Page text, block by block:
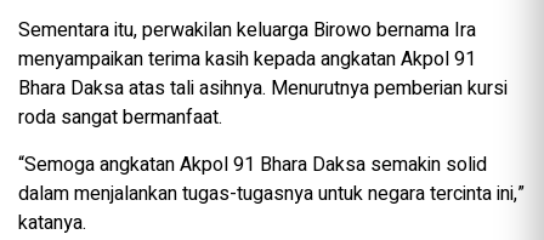
Sementara itu, perwakilan keluarga Birowo bernama Ira
menyampaikan terima kasih kepada angkatan Akpol 91
Bhara Daksa atas tali asihnya. Menurutnya pemberian kursi
roda sangat bermanfaat.
“Semoga angkatan Akpol 91 Bhara Daksa semakin solid
dalam menjalankan tugas-tugasnya untuk negara tercinta ini,”
katanya.